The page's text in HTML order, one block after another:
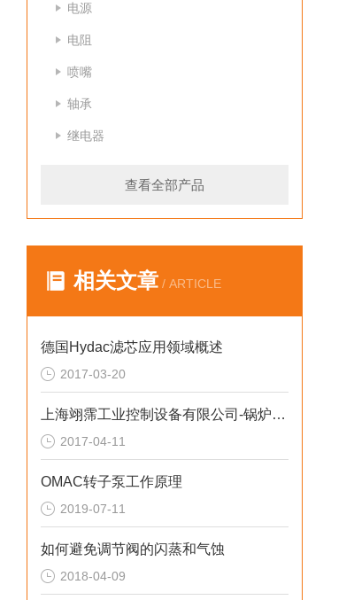
电源
电阻
喷嘴
轴承
继电器
查看全部产品
相关文章 / ARTICLE
德国Hydac滤芯应用领域概述
2017-03-20
上海翊霈工业控制设备有限公司-锅炉上安全阀使用要求（8）
2017-04-11
OMAC转子泵工作原理
2019-07-11
如何避免调节阀的闪蒸和气蚀
2018-04-09